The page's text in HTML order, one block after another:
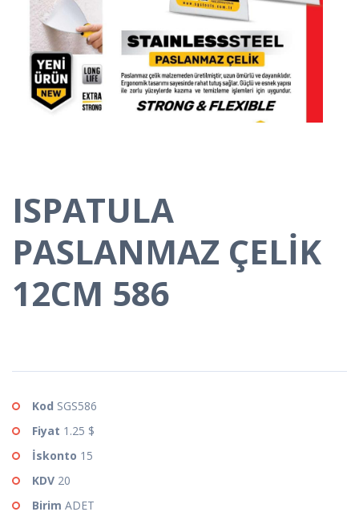
ISPATULA
PASLANMAZ ÇELİK
12CM 586
Kod SGS586
Fiyat 1.25 $
İskonto 15
KDV 20
Birim ADET